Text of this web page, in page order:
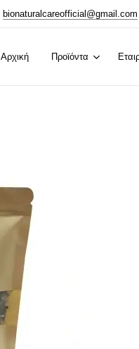
bionaturalcareofficial@gmail.com
Αρχική Προϊόντα